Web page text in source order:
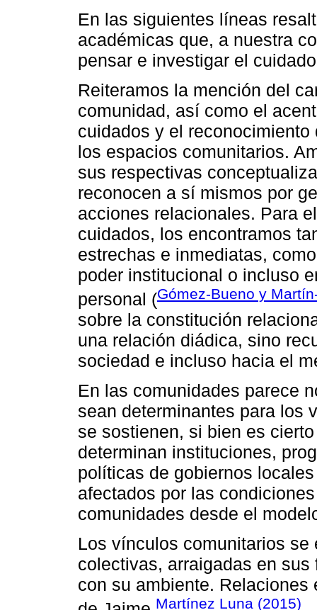
En las siguientes líneas
académicas que, a nuestra
pensar e investigar el
Reiteramos la mención del
comunidad, así como el
cuidados y el
los espacios comunitarios.
sus respectivas
reconocen a sí mismos por
acciones relacionales. Para
cuidados, los encontramos
estrechas e inmediatas,
poder institucional o incluso
personal (Gómez-Bueno y
sobre la constitución
una relación diádica, sino
sociedad e incluso hacia el
En las comunidades parece
sean determinantes para los
se sostienen, si bien es
determinan instituciones,
políticas de gobiernos
afectados por las
comunidades desde el
Los vínculos comunitarios
colectivas, arraigadas en
con su ambiente.
Martínez Luna (2015)